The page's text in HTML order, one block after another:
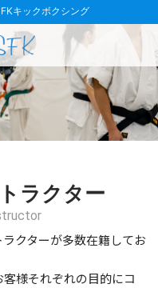
キックボクシング
ラクター
クターが多数在籍してお
様それぞれの目的にコ